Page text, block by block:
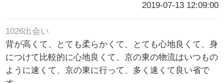
2019-07-13 12:09:00
1026出会い
背が高くて、とても柔らかくて、とても心地良くて、身
につけて比較的に心地良くて、京の東の物流はいつもの
ように速くて、京の東に行って、多く速くて良い省で